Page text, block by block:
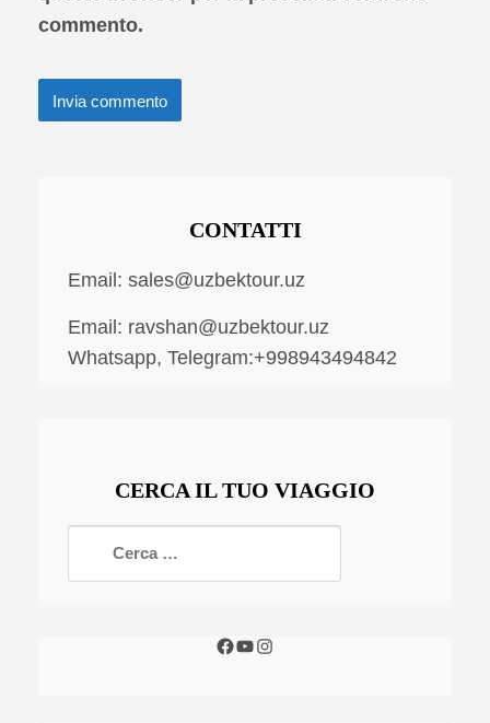
commento.
CONTATTI
Email: sales@uzbektour.uz
Email: ravshan@uzbektour.uz
Whatsapp, Telegram:+998943494842
CERCA IL TUO VIAGGIO